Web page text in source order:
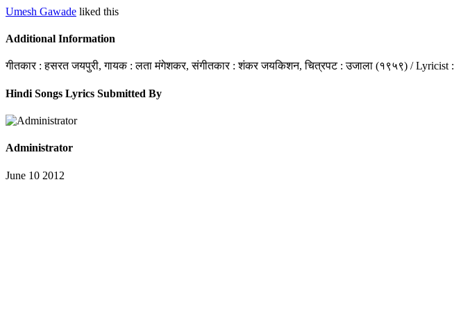
Umesh Gawade liked this
Additional Information
गीतकार : हसरत जयपुरी, गायक : लता मंगेशकर, संगीतकार : शंकर जयकिशन, चित्रपट : उजाला (१९५९) / Lyricist :
Hindi Songs Lyrics Submitted By
Administrator
June 10 2012